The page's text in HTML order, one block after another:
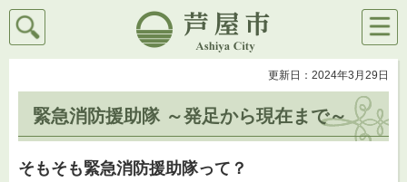
芦屋市
検索
メニ
ュー
更新日：2024年3月29日
緊急消防援助隊 ～発足から現在まで～
そもそも緊急消防援助隊って？